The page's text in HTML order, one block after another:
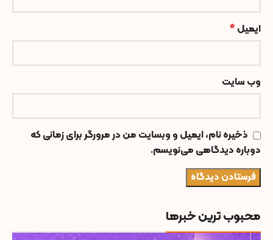
ایمیل *
وب‌ سایت
ذخیره نام، ایمیل و وبسایت من در مرورگر برای زمانی که
دوباره دیدگاهی می‌نویسم.
محبوب ترین خبرها